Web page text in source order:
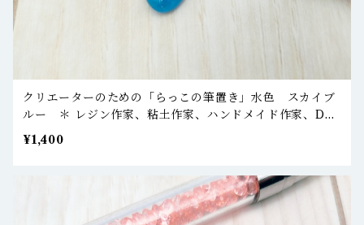
クリエーターのための「らっこの筆置き」水色 スカイブ
ルー ＊ レジン作家、粘土作家、ハンドメイド作家、DA
作家さんなどへ
¥1,400